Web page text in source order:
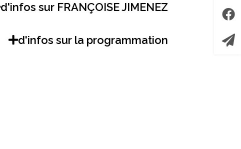
d'infos sur FRANÇOISE JIMENEZ
d'infos sur la programmation